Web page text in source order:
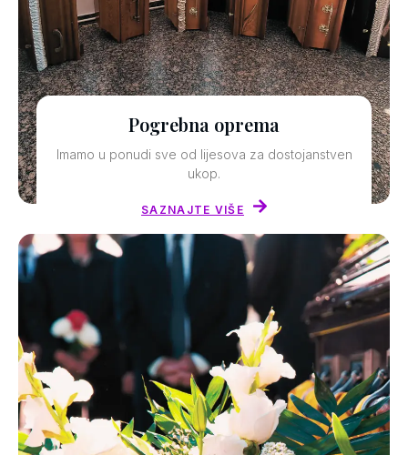
Pogrebna oprema
Imamo u ponudi sve od lijesova za dostojanstven
ukop.
SAZNAJTE VIŠE